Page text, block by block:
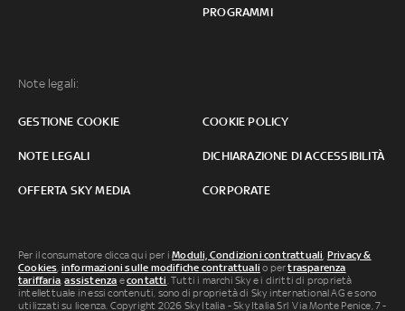
PROGRAMMI
Note legali:
GESTIONE COOKIE COOKIE POLICY
NOTE LEGALI DICHIARAZIONE DI ACCESSIBILITÀ
OFFERTA SKY MEDIA CORPORATE
Per il consumatore clicca qui per iModuli, Condizioni contrattuali, Privacy &
Cookies, informazioni sulle modifiche contrattuali o pertrasparenza
tariffaria,assistenza econtatti. Tutti i marchi Sky e i diritti di proprietà
intellettuale in essi contenuti, sono di proprietà di Sky international AG e sono
utilizzati su licenza. Copyright 2026 Sky Italia - Sky Italia Srl Via Monte Penice, 7 -